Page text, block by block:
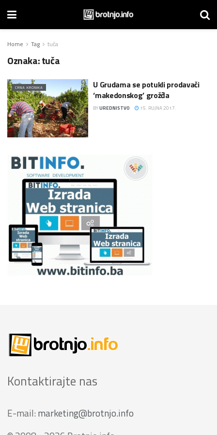
Home Tag tuča
Oznaka:tuča
CRNA KRONIKA
U Grudama se potukli prodavači
‘makedonskog’ grožđa
BYUREDNISTVO 15. RUJNA 2017.
Kontaktirajte nas
E-mail: marketing@brotnjo.info